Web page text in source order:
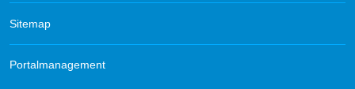
Sitemap
Portalmanagement